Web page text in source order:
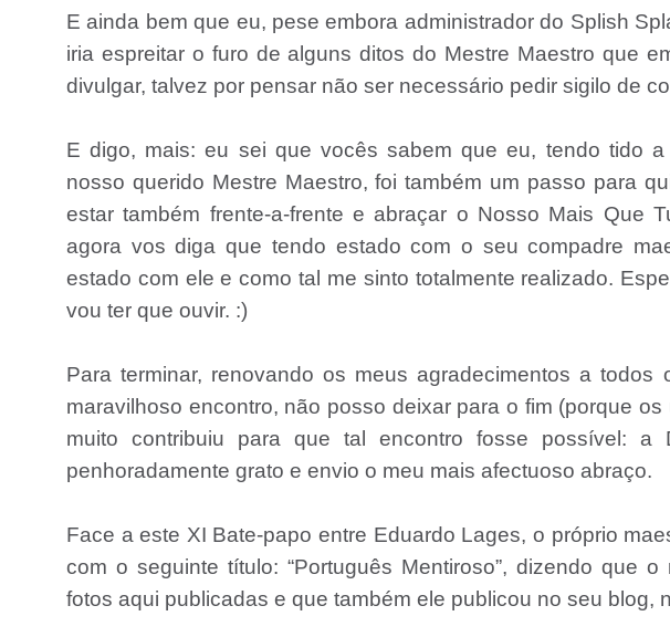
E ainda bem que eu, pese embora administrador do Splish
iria espreitar o furo de alguns ditos do Mestre Maestro que
divulgar, talvez por pensar não ser necessário pedir sigilo de
E digo, mais: eu sei que vocês sabem que eu, tendo tido
nosso querido Mestre Maestro, foi também um passo para
estar também frente-a-frente e abraçar o Nosso Mais Que
agora vos diga que tendo estado com o seu compadre
estado com ele e como tal me sinto totalmente realizado.
vou ter que ouvir. :)
Para terminar, renovando os meus agradecimentos a
maravilhoso encontro, não posso deixar para o fim (porque
muito contribuiu para que tal encontro fosse possível: a
penhoradamente grato e envio o meu mais afectuoso abraço.
Face a este XI Bate-papo entre Eduardo Lages, o próprio
com o seguinte título: “Português Mentiroso”, dizendo que
fotos aqui publicadas e que também ele publicou no seu blog,